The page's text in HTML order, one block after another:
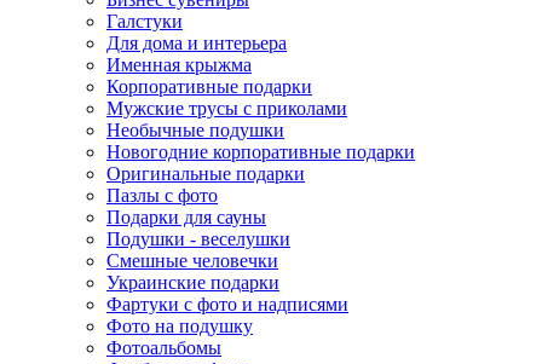
Галстуки
Для дома и интерьера
Именная крыжма
Корпоративные подарки
Мужские трусы с приколами
Необычные подушки
Новогодние корпоративные подарки
Оригинальные подарки
Пазлы с фото
Подарки для сауны
Подушки - веселушки
Смешные человечки
Украинские подарки
Фартуки с фото и надписями
Фото на подушку
Фотоальбомы